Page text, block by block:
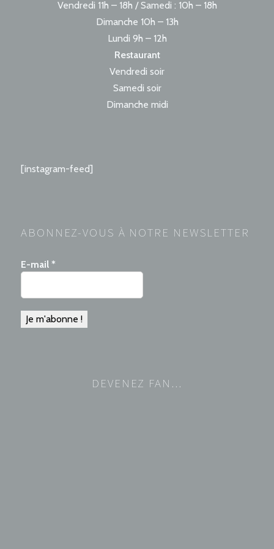
Vendredi 11h – 18h / Samedi : 10h – 18h
Dimanche 10h – 13h
Lundi 9h – 12h
Restaurant
Vendredi soir
Samedi soir
Dimanche midi
[instagram-feed]
ABONNEZ-VOUS À NOTRE NEWSLETTER
E-mail *
DEVENEZ FAN…